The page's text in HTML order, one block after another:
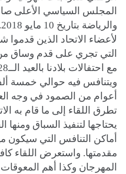
المجلس السياسي الأعلى
لأعضاء الاتحاد الذين
التي تجري على قدم وساق
ويتنافس فيه حوالي خمسة
أعوام من الصمود في وجه
تطرق اللقاء إلى ما قام به
يحتاجها لتنفيذ السباق ومنها
أماكن التنافس التي سيكون
مقدمتها. واستعرض اللقاء
المهرجان وكذا أهم المعوقات